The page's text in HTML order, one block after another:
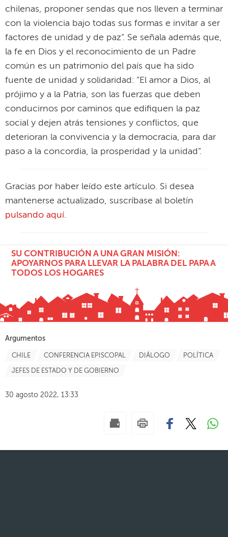
chilenas, proponer sendas que nos lleven a terminar
con la violencia bajo todas sus formas e invitar a ser
factores de unidad y de paz”. Se señala además que,
la fe en Dios y el reconocimiento de un Padre
común es un patrimonio del país que ha sido
fuente de unidad y solidaridad: “El amor a Dios, al
prójimo y a la Patria, son las fuerzas que deben
conducirnos por caminos que edifiquen la paz
social y dejen atrás tensiones y conflictos, que
deterioran la convivencia y la democracia, para dar
paso a la concordia, la prosperidad y la unidad”.
Gracias por haber leído este artículo. Si desea
mantenerse actualizado, suscríbase al boletín
pulsando aquí.
SU CONTRIBUCIÓN A UNA GRAN MISIÓN:
APOYARNOS PARA LLEVAR LA PALABRA DEL PAPA A
TODOS LOS HOGARES
Argumentos
CHILE CONFERENCIA EPISCOPAL DIÁLOGO POLÍTICA
JEFES DE ESTADO Y DE GOBIERNO
30 agosto 2022, 13:33